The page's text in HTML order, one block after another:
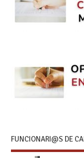
FUNCIONARI@S DE